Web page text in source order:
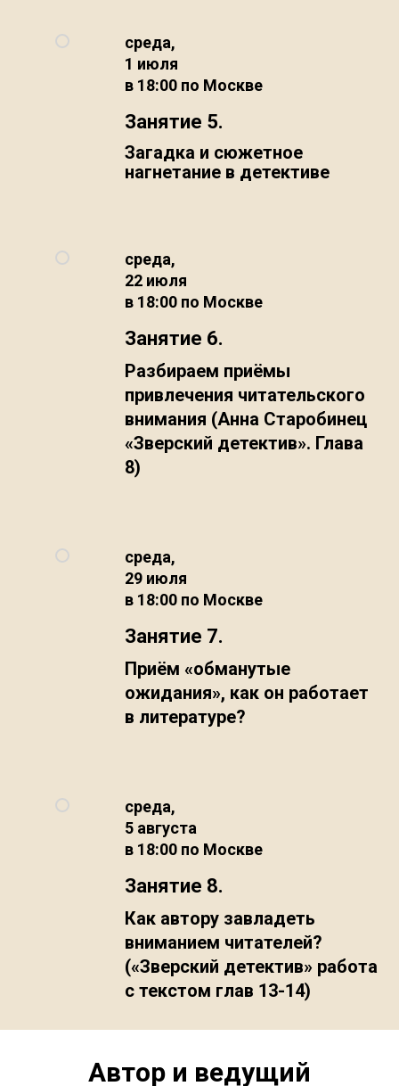
среда,
1 июля
в 18:00 по Москве
Занятие 5.
Загадка и сюжетное
нагнетание в детективе
среда,
22 июля
в 18:00 по Москве
Занятие 6.
Разбираем приёмы
привлечения читательского
внимания (Анна Старобинец
«Зверский детектив». Глава
8)
среда,
29 июля
в 18:00 по Москве
Занятие 7.
Приём «обманутые
ожидания», как он работает
в литературе?
среда,
5 августа
в 18:00 по Москве
Занятие 8.
Как автору завладеть
вниманием читателей?
(«Зверский детектив» работа
с текстом глав 13-14)
Автор и ведущий